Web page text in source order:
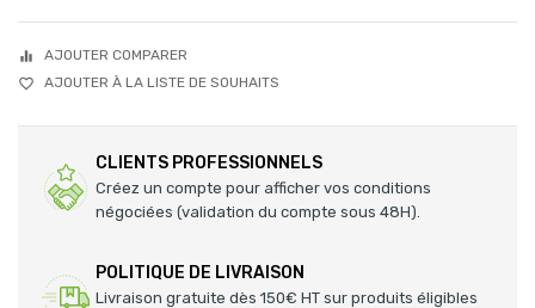
equalizer
AJOUTER COMPARER
favorite_border
AJOUTER À LA LISTE DE SOUHAITS
CLIENTS PROFESSIONNELS
Créez un compte pour afficher vos conditions
négociées (validation du compte sous 48H).
POLITIQUE DE LIVRAISON
Livraison gratuite dès 150€ HT sur produits éligibles